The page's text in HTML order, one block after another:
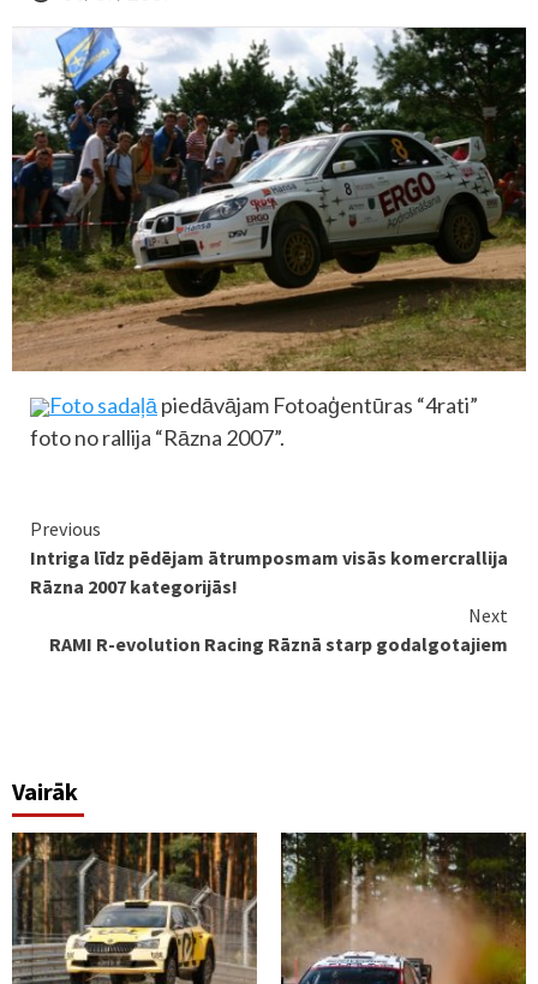
Foto sadaļā piedāvājam Fotoaģentūras “4rati”
foto no rallija “Rāzna 2007”.
Continue
Reading
Previous
Intriga līdz pēdējam ātrumposmam visās komercrallija
Rāzna 2007 kategorijās!
Next
RAMI R-evolution Racing Rāznā starp godalgotajiem
Vairāk